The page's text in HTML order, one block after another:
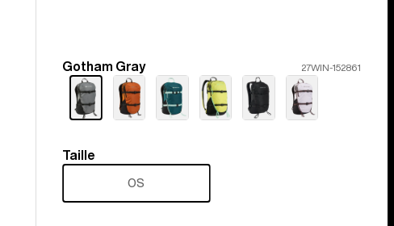
Couleur
Gotham Gray 27WIN-152861
Taille
Taille
OS